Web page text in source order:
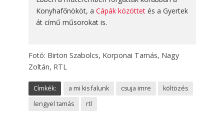
Konyhafőnököt, a Cápák közöttetés a Gyertek
át című műsorokat is.
Fotó: Birton Szabolcs, Korponai Tamás, Nagy
Zoltán, RTL
Címkék: a mi kis falunk csuja imre
költözés
lengyel tamás
rtl